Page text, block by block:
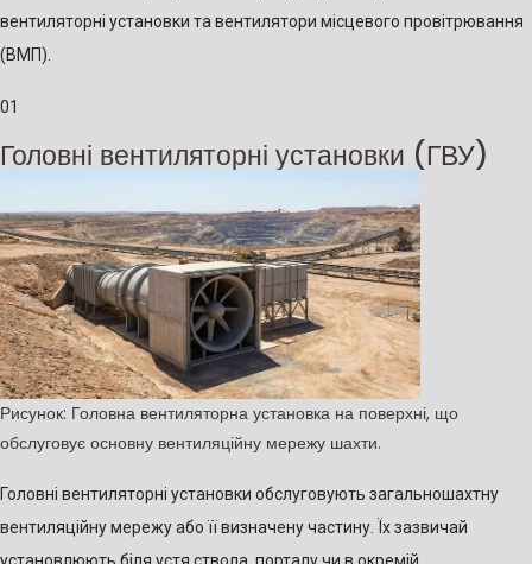
вентиляторні установки та вентилятори місцевого провітрювання
(ВМП).
01
Головні вентиляторні установки (ГВУ)
Рисунок: Головна вентиляторна установка на поверхні, що
обслуговує основну вентиляційну мережу шахти.
Головні вентиляторні установки обслуговують загальношахтну
вентиляційну мережу або її визначену частину. Їх зазвичай